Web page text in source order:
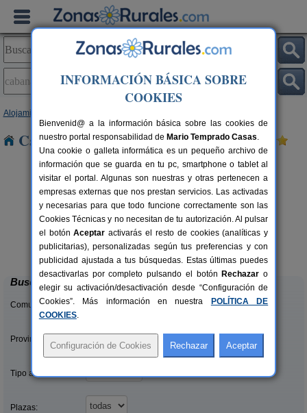
Alojamientos
Casas Rurales en Cabanamoura
8 pers.
desde25 €
Casa Souto de Abajo
Santiso (A Coruña)
Buscar
Comunidades:
Provincias/Islas:
Tipo alquiler:
Plazas:
INFORMACIÓN BÁSICA SOBRE
COOKIES
Bienvenid@ a la información básica sobre las cookies de
nuestro portal responsabilidad de Mario Temprado Casas.
Una cookie o galleta informática es un pequeño archivo de
información que se guarda en tu pc, smartphone o tablet al
visitar el portal. Algunas son nuestras y otras pertenecen a
empresas externas que nos prestan servicios. Las activadas
y necesarias para que todo funcione correctamente son las
Cookies Técnicas y no necesitan de tu autorización. Al pulsar
el botónAceptar activarás el resto de cookies (analíticas y
publicitarias), personalizadas según tus preferencias y con
publicidad ajustada a tus búsquedas. Estas últimas puedes
desactivarlas por completo pulsando el botón Rechazar o
elegir su activación/desactivación desde “Configuración de
Cookies”. Más información en nuestra
POLÍTICA DE
COOKIES.